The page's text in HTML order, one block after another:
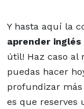
Y hasta aquí la
aprender inglés
útil! Haz caso al
puedas hacer
profundizar
es que reserves